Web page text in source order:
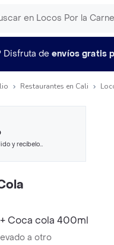
Disfruta de envíos gratis
Restaurantes en Cali
y recíbelo
Coca cola 400ml
a otro